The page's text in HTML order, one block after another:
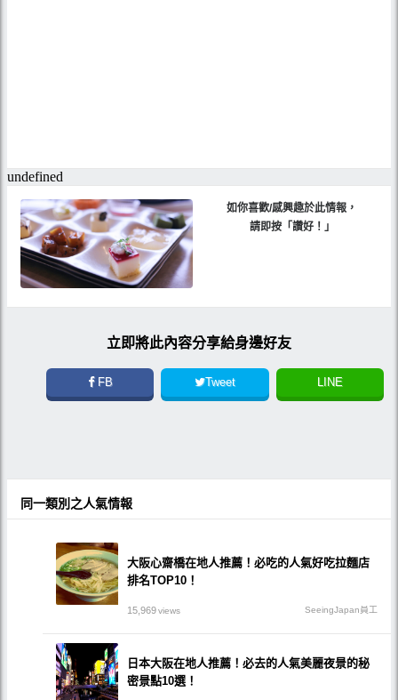
如你喜歡/感興趣於此情報，
請即按「讚好！」
立即將此內容分享給身邊好友
FB Tweet LINE
同一類別之人氣情報
大阪心齋橋在地人推薦！必吃的人氣好吃拉麵店
排名TOP10！
15,969views SeeingJapan員工
日本大阪在地人推薦！必去的人氣美麗夜景的秘
密景點10選！